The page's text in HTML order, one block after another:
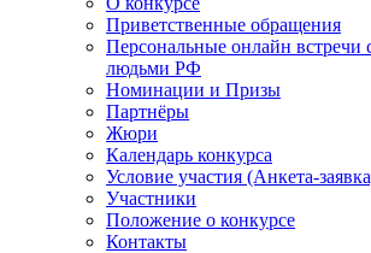
Приветственные обращения
Персональные онлайн встречи
людьми РФ
Номинации и Призы
Партнёры
Жюри
Календарь конкурса
Условие участия (Анкета-
Участники
Положение о конкурсе
Контакты